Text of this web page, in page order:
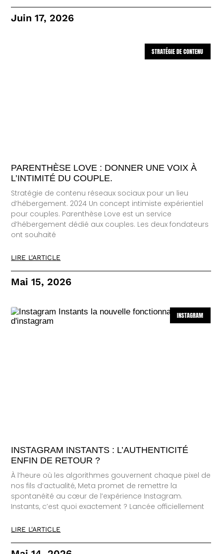
Juin 17, 2026
STRATÉGIE DE CONTENU
PARENTHÈSE LOVE : DONNER UNE VOIX À
L’INTIMITÉ DU COUPLE.
Stratégie de contenu réseaux sociaux pour un lieu
d’hébergement. 2024 Un concept intimiste expérientiel
pour couples. Parenthèse Love est un service
d’hébergement dédié aux couples. Les deux fondateurs
ont souhaité
LIRE L'ARTICLE
Mai 15, 2026
INSTAGRAM
INSTAGRAM INSTANTS : L’AUTHENTICITÉ
ENFIN DE RETOUR ?
À l’heure où les algorithmes gouvernent chaque pixel de
nos fils d’actualité, Meta promet de remettre la
spontanéité au cœur de l’expérience Instagram.
Instants, c’est quoi exactement ? Lancée officiellement
LIRE L'ARTICLE